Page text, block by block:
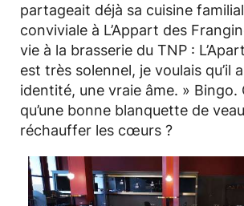
partageait déjà sa cuisine
conviviale à L’Appart des
vie à la brasserie du TNP :
est très solennel, je voulais qu’il
identité, une vraie âme. » Bingo.
qu’une bonne blanquette de
réchauffer les cœurs ?